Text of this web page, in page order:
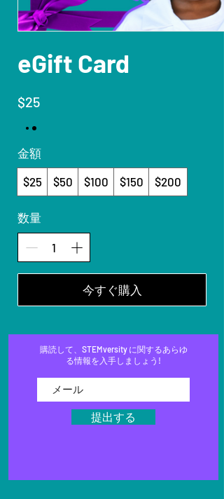
eGift Card
$25
金額
$25 $50 $100 $150 $200
数量
今すぐ購入
購読して、STEMversity に関するあらゆ
る情報を入手しましょう!
提出する